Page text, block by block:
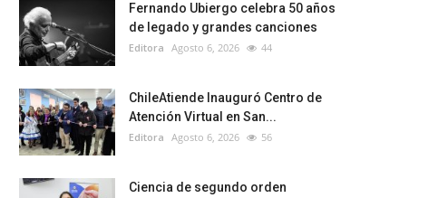
Fernando Ubiergo celebra 50 años
de legado y grandes canciones
Editora Agosto 6, 2026 44
ChileAtiende Inauguró Centro de
Atención Virtual en San...
Editora Agosto 6, 2026 56
Ciencia de segundo orden